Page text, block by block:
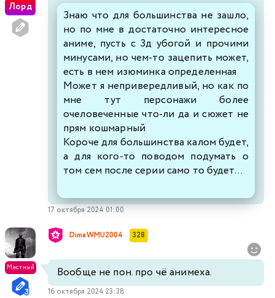
Лорд
Знаю что для большинства не зашло,
но по мне в достаточно интересное
аниме, пусть с 3д убогой и прочими
минусами, но чем-то зацепить может,
есть в нем изюминка определенная
Может я непривередливый, но как по
мне тут персонажи более
очеловеченные что-ли да и сюжет не
прям кошмарный
Короче для большинства калом будет,
а для кого-то поводом подумать о
том сем после серии само то будет...
17 октября 2024 01:00
Местный
DimaWMU2004 328
Вообще не пон. про чё анимеха.
16 октября 2024 23:38